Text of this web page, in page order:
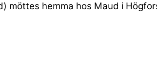
möttes hemma hos Maud i